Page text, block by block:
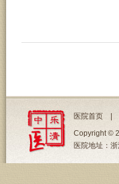
医院首页
Copyright ©
医院地址：